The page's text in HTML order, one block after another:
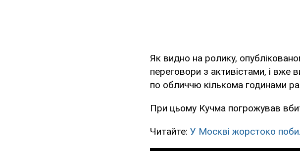
Як видно на ролику,
переговори з активістами, і вже
по обличчю кількома годинами
При цьому Кучма погрожував
Читайте: У Москві жорстоко